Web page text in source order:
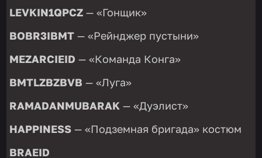
LEVKIN1QPCZ — «Гонщик»
BOBR3IBMT — «Рейнджер пустыни»
MEZARCIEID — «Команда Конга»
BMTLZBZBVB — «Луга»
RAMADANMUBARAK — «Дуэлист»
HAPPINESS — «Подземная бригада» костюм
BRAEID